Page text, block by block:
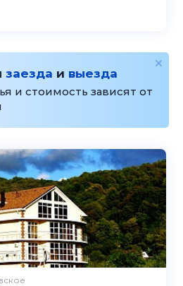
заезда и выезда
и стоимость зависят от
4.7